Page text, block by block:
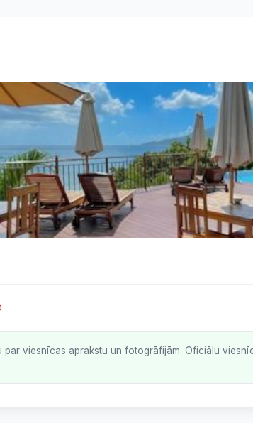
par viesnīcas aprakstu un fotogrāfijām. Oficiālu